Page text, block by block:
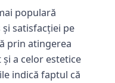
populară
satisfacției pe
prin atingerea
a celor estetice
indică faptul că